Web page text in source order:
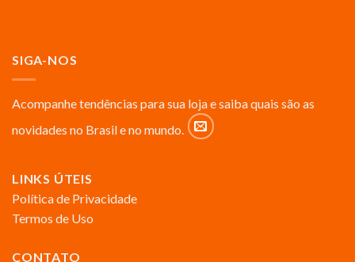
SIGA-NOS
Acompanhe tendências para sua loja e saiba quais são as
novidades no Brasil e no mundo.
LINKS ÚTEIS
Política de Privacidade
Termos de Uso
CONTATO